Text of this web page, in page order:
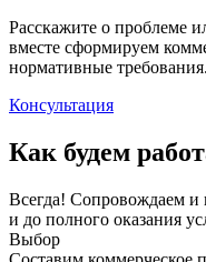
Расскажите о проблеме
вместе сформируем
нормативные требования.
Консультация
Как будем
Всегда! Сопровождаем и
и до полного оказания
Выбор